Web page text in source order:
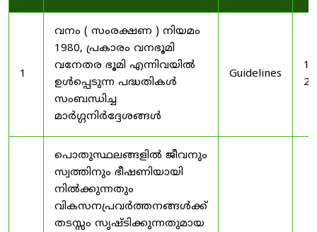
1
വനം ( സംരക്ഷണ ) നിയമം
1980, പ്രകാരം വനഭൂമി
വനേതര ഭൂമി എന്നിവയിൽ
ഉൾപ്പെടുന്ന പദ്ധതികൾ
സംബന്ധിച്ച
മാർഗ്ഗനിർദ്ദേശങ്ങൾ
Guidelines
പൊതുസ്ഥലങ്ങളിൽ ജീവനും
സ്വത്തിനും ഭീഷണിയായി
നിൽക്കുന്നതും
വികസനപ്രവർത്തനങ്ങൾക്ക്
തടസ്സം സൃഷ്ടിക്കുന്നതുമായ